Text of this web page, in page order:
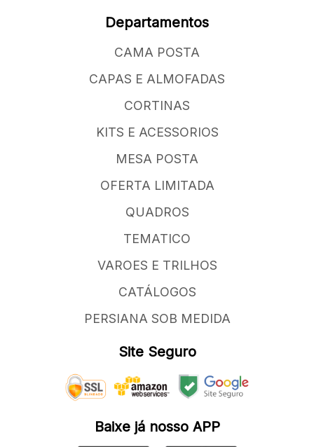
Departamentos
CAMA POSTA
CAPAS E ALMOFADAS
CORTINAS
KITS E ACESSORIOS
MESA POSTA
OFERTA LIMITADA
QUADROS
TEMATICO
VAROES E TRILHOS
CATÁLOGOS
PERSIANA SOB MEDIDA
Site Seguro
Baixe já nosso APP